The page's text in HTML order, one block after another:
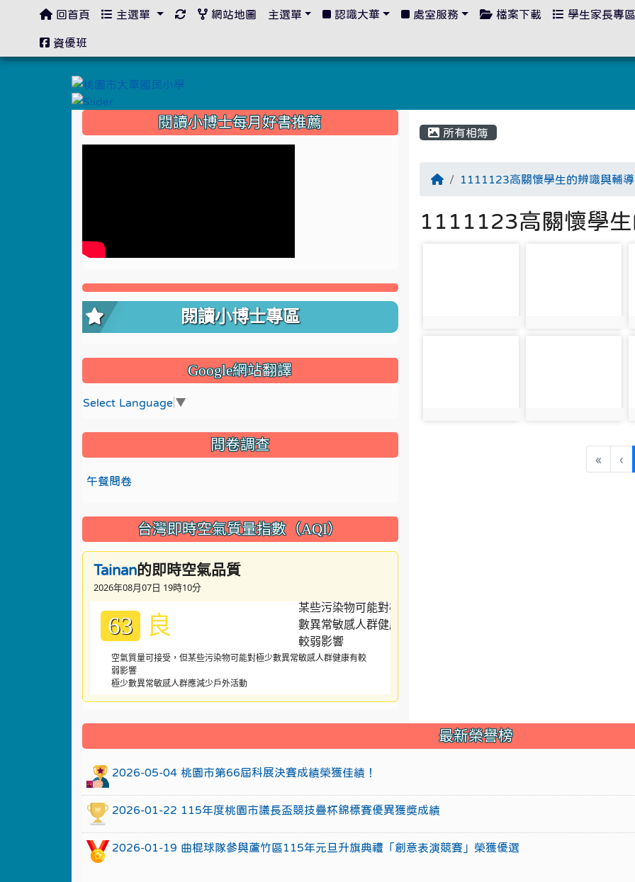
所有相簿
1111123高關懷學生的辨識與輔
1111123高關懷學
« ‹
::: 閱讀小博士每月好書推薦
閱讀小博士專區
Google網站翻譯
Select Language ▼
問卷調查
午餐問卷
台灣即時空氣質量指數（AQI）
Tainan的即時空氣品質
2026年08月07日 19時10分
63 良
空氣質量可接受，但某些污染物可能對極少數異常敏感人群健康有較
弱影響
極少數異常敏感人群應減少戶外活動
::: 最新榮譽榜
2026-05-04 桃園市第66屆科展決賽成績榮獲佳績！
2026-01-22 115年度桃園市議長盃競技疊杯錦標賽優異獲獎成績
2026-01-19 曲棍球隊參與蘆竹區115年元旦升旗典禮「創意表演競賽」榮獲優選
回首頁 主選單 網站地圖 主選單 認識大華 處室服務 檔案下載 學生家長專區
資優班